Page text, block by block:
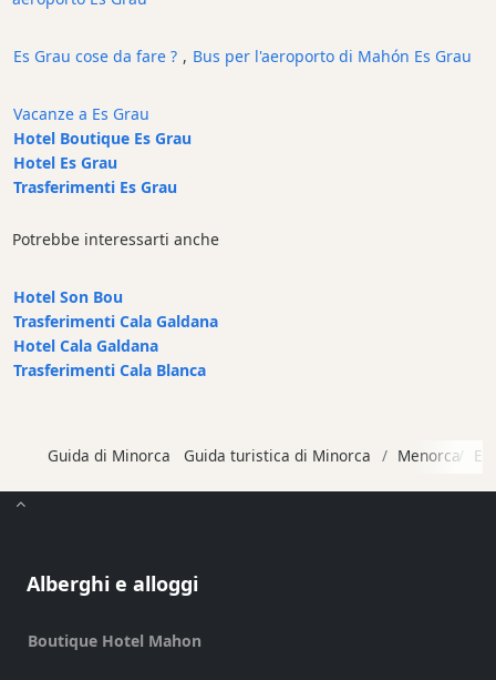
Boat
Cafe
Bar
Alimenti
Attività
per
bambini
Live
notturni
Clubs
Trasferimento
Es Grau cose da fare ? , Bus per l'aeroporto di Mahón Es Grau
Vacanze a Es Grau
Hotel Boutique Es Grau
Hotel Es Grau
Trasferimenti Es Grau
Potrebbe interessarti anche
Hotel Son Bou
Trasferimenti Cala Galdana
Hotel Cala Galdana
Trasferimenti Cala Blanca
Guida di Minorca Guida turistica di Minorca Menorca
Alberghi e alloggi
Boutique Hotel Mahon